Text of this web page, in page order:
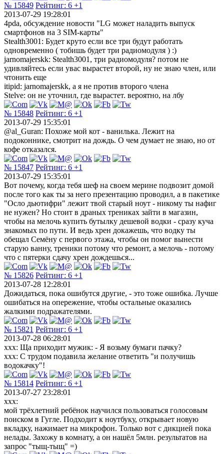
№ 15849 Рейтинг: 6 +1
2013-07-29 19:28:01
4pda, обсуждение новости "LG может наладить выпуск
смартфонов на 3 SIM-карты"
Stealth3001: Будет круто если все три будут работать
одновременно ( тобишь будет три радиомодуля ) :)
jarnomajerskk: Stealth3001, три радиомодуля? потом не
удивляйтесь если увас вырастет второй, ну не знаю член, или
чтонить еще
itipid: jarnomajerskk, а я не против второго члена
Stelve: он не уточнил, где вырастет. вероятно, на лбу
№ 15848 Рейтинг: 6 +1
2013-07-29 15:35:01
@al_Guran: Похоже мой кот - ванилька. Лежит на
подоконнике, смотрит на дождь. О чем думает не знаю, но от
кофе отказался.
№ 15847 Рейтинг: 6 +1
2013-07-29 15:35:01
Вот почему, когда тебя шеф на своем мерине подвозит домой
после того как ты за него презентацию проводил, а в пакетике
"Осло дьютифри" лежит твой старый ноут - никому ты нафиг
не нужен? Но стоит в драных трениках зайти в магазин,
чтобы на мелочь купить бутылку дешевой водки - сразу куча
знакомых по пути. И ведь хрен докажешь, что водку ты
обещал Семёну с первого этажа, чтобы он помог вынести
старую ванну, треники потому что ремонт, а мелочь - потому
что с пятерки сдачу хрен дождешься...
№ 15826 Рейтинг: 6 +1
2013-07-28 12:28:01
Дожидаться, пока ошибутся другие, - это тоже ошибка. Лучше
ошибаться на опережение, чтобы остальные оказались
жалкими подражателями.
№ 15821 Рейтинг: 6 +1
2013-07-28 06:28:01
xxx: Ща приходит мужик: - Я возьму бумаги пачку?
xxx: С трудом подавила желание ответить "и получишь
водокачку"!
№ 15814 Рейтинг: 6 +1
2013-07-27 23:28:01
xxx:
мой трёхлетний ребёнок научился пользоваться голосовым
поиском в Гугле. Подходит к ноутбуку, открывает новую
вкладку, нажимает на микрофон. Только вот с дикцией пока
нелады. Захожу в комнату, а он нашёл 5млн. результатов на
запрос "тыщ-тыщ" =)